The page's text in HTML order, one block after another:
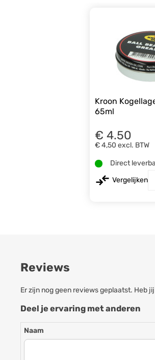
Kroon
65ml
€ 4.50
€ 4,50 excl. BTW
Direct
Vergelijken
Reviews
Er zijn nog geen reviews geplaatst. Heb
Deel je ervaring met anderen
Naam